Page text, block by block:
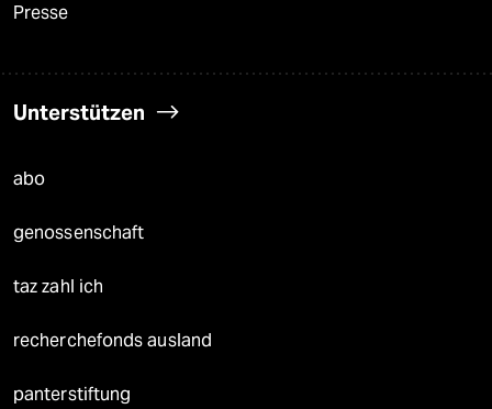
Presse
Unterstützen
abo
genossenschaft
taz zahl ich
recherchefonds ausland
panterstiftung